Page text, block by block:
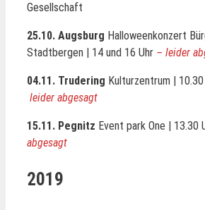
Gesellschaft
25.10. Augsburg Halloweenkonzert
Stadtbergen | 14 und 16 Uhr – leider
04.11. Trudering Kulturzentrum |
leider abgesagt
15.11. Pegnitz Event park One | 13.30
abgesagt
2019